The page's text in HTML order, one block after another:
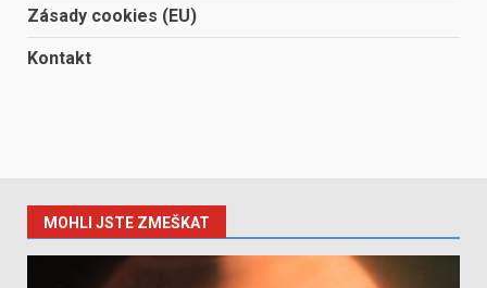
Zásady cookies (EU)
Kontakt
MOHLI JSTE ZMEŠKAT